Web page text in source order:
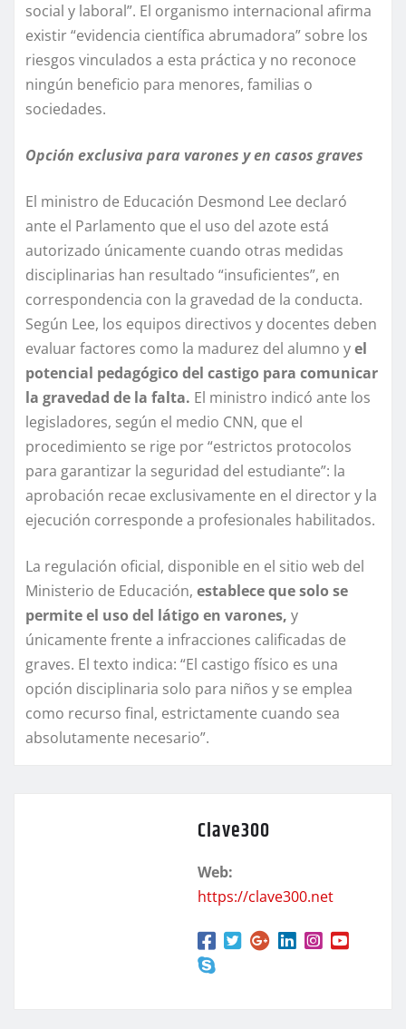
social y laboral”. El organismo internacional afirma
existir “evidencia científica abrumadora” sobre los
riesgos vinculados a esta práctica y no reconoce
ningún beneficio para menores, familias o
sociedades.
Opción exclusiva para varones y en casos graves
El ministro de Educación Desmond Lee declaró
ante el Parlamento que el uso del azote está
autorizado únicamente cuando otras medidas
disciplinarias han resultado “insuficientes”, en
correspondencia con la gravedad de la conducta.
Según Lee, los equipos directivos y docentes deben
evaluar factores como la madurez del alumno yel
potencial pedagógico del castigo para comunicar
la gravedad de la falta. El ministro indicó ante los
legisladores, según el medio CNN, que el
procedimiento se rige por “estrictos protocolos
para garantizar la seguridad del estudiante”: la
aprobación recae exclusivamente en el director y la
ejecución corresponde a profesionales habilitados.
La regulación oficial, disponible en el sitio web del
Ministerio de Educación, establece que solo se
permite el uso del látigo en varones, y
únicamente frente a infracciones calificadas de
graves. El texto indica: “El castigo físico es una
opción disciplinaria solo para niños y se emplea
como recurso final, estrictamente cuando sea
absolutamente necesario”.
Clave300
Web:
https://clave300.net